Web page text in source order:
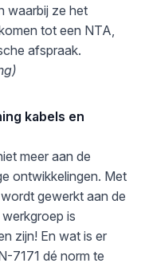
waarbij ze het
tot een NTA,
afspraak.
kabels en
meer aan de
ontwikkelingen. Met
gewerkt aan de
is
zijn! En wat is er
7171 dé norm te